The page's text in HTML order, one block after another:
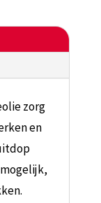
zorg
en